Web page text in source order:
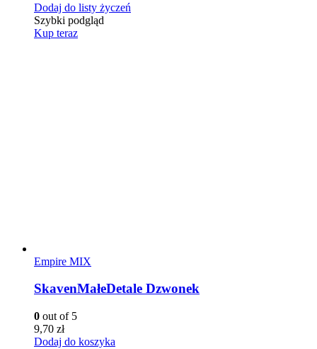
Dodaj do listy życzeń
Szybki podgląd
Kup teraz
Empire MIX
SkavenMałeDetale Dzwonek
0 out of 5
9,70 zł
Dodaj do koszyka